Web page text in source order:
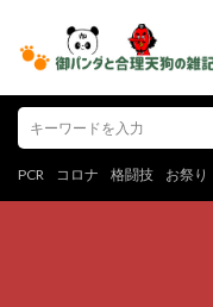
PCR コロナ 格闘技 お祭り